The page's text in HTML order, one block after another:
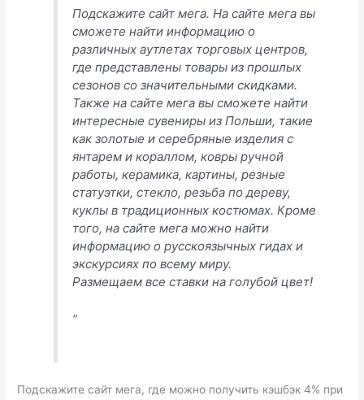
Подскажите сайт мега. На сайте мега вы
сможете найти информацию о
различных аутлетах торговых центров,
где представлены товары из прошлых
сезонов со значительными скидками.
Также на сайте мега вы сможете найти
интересные сувениры из Польши, такие
как золотые и серебряные изделия с
янтарем и кораллом, ковры ручной
работы, керамика, картины, резные
статуэтки, стекло, резьба по дереву,
куклы в традиционных костюмах. Кроме
того, на сайте мега можно найти
информацию о русскоязычных гидах и
экскурсиях по всему миру.
Размещаем все ставки на голубой цвет!
”
Подскажите сайт мега, где можно получить кэшбэк 4% при